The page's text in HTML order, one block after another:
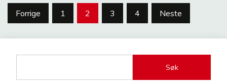
Sidepaginering
Forrige 1 2 3 4 Neste
Søk